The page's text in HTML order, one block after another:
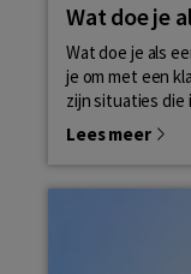
Wat doe je
Wat doe je als
je om met een
zijn situaties die
Lees meer